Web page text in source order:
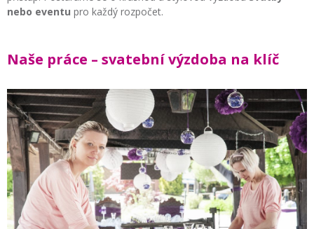
nebo eventu pro každý rozpočet.
Naše práce – svatební výzdoba na klíč